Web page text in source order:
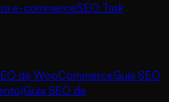
e-commerceSEO Task
de WooCommerceGuía SEO
Guía SEO de